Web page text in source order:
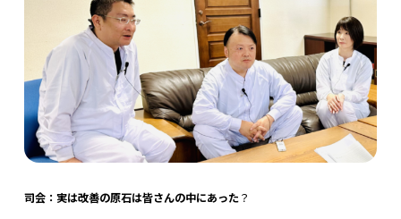
司会：実は改善の原石は皆さんの中にあった？